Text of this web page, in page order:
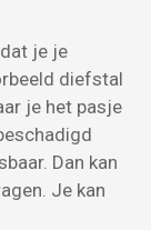
je je
diefstal
je het pasje
Dan kan
Je kan